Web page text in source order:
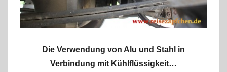
Die Verwendung von Alu und Stahl in
Verbindung mit Kühlflüssigkeit…